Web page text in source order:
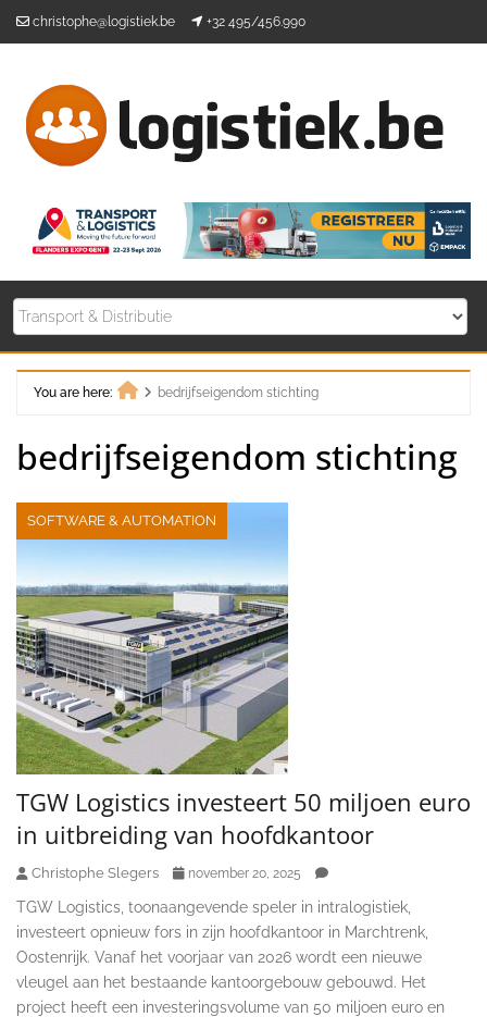
christophe@logistiek.be +32 495/456.990
You are here:
bedrijfseigendom stichting
bedrijfseigendom stichting
SOFTWARE & AUTOMATION
TGW Logistics investeert 50 miljoen euro
in uitbreiding van hoofdkantoor
Christophe Slegers november 20, 2025
TGW Logistics, toonaangevende speler in intralogistiek,
investeert opnieuw fors in zijn hoofdkantoor in Marchtrenk,
Oostenrijk. Vanaf het voorjaar van 2026 wordt een nieuwe
vleugel aan het bestaande kantoorgebouw gebouwd. Het
project heeft een investeringsvolume van 50 miljoen euro en